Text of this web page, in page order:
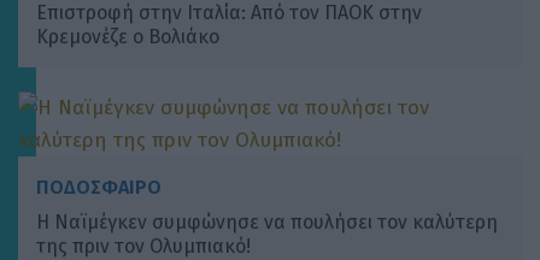
Επιστροφή στην Ιταλία: Από τον ΠΑΟΚ στην
Κρεμονέζε ο Βολιάκο
ΠΟΔΟΣΦΑΙΡΟ
Η Ναϊμέγκεν συμφώνησε να πουλήσει τον καλύτερη
της πριν τον Ολυμπιακό!